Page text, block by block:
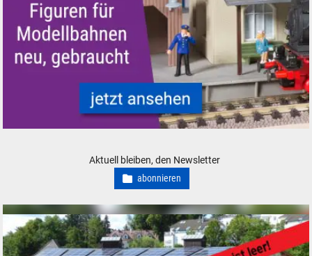
Aktuell bleiben, den Newsletter
abonnieren